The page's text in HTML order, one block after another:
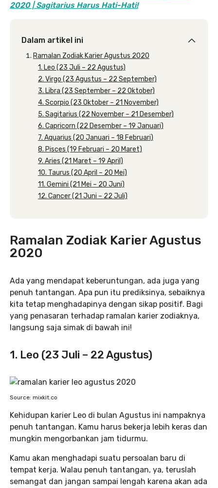
2020 | Sagitarius Harus Hati-Hati!
Dalam artikel ini
Ramalan Zodiak Karier Agustus 2020
1. Leo (23 Juli – 22 Agustus)
2. Virgo (23 Agustus – 22 September)
3. Libra (23 September – 22 Oktober)
4. Scorpio (23 Oktober – 21 November)
5. Sagitarius (22 November – 21 Desember)
6. Capricorn (22 Desember – 19 Januari)
7. Aquarius (20 Januari – 18 Februari)
8. Pisces (19 Februari – 20 Maret)
9. Aries (21 Maret – 19 April)
10. Taurus (20 April – 20 Mei)
11. Gemini (21 Mei – 20 Juni)
12. Cancer (21 Juni – 22 Juli)
Ramalan Zodiak Karier Agustus
2020
Ada yang mendapat keberuntungan, ada juga yang
penuh tantangan. Apa pun itu prediksinya, sebaiknya
kita tetap menghadapinya dengan sikap positif. Bagi
yang penasaran terhadap ramalan karier zodiaknya,
langsung saja simak di bawah ini!
1. Leo (23 Juli – 22 Agustus)
Source: mixkit.co
Kehidupan karier Leo di bulan Agustus ini nampaknya
penuh tantangan. Kamu harus bekerja lebih keras dan
mungkin mengorbankan jam tidurmu.
Kamu akan menghadapi suatu persoalan baru di
tempat kerja. Walau penuh tantangan, ya, teruslah
semangat dan jangan sampai lengah karena akan ada